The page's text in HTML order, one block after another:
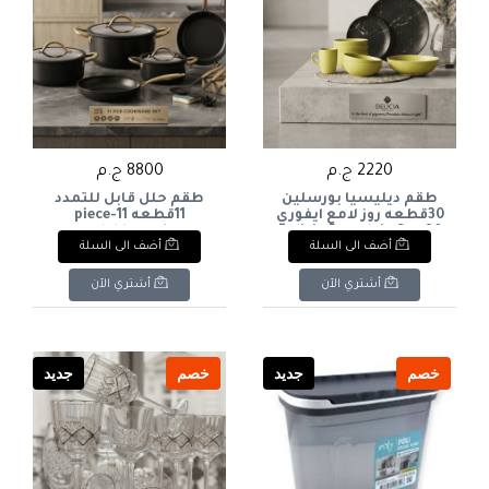
2220 ج.م
طقم ديليسيا بورسلين
30قطعه روز لامع ايفوري
Delicia Porcelain Set, 30
Pieces, Rose Ivory Glossy
أضف الى السلة
أشتري الآن
8800 ج.م
طقم حلل قابل للتمدد
11قطعه 11-piece
expandable cookware
set
أضف الى السلة
أشتري الآن
خصم جديد خصم جديد